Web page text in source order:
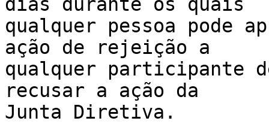
dias durante os quais
qualquer pessoa pode
ação de rejeição a
qualquer participante
recusar a ação da
Junta Diretiva.